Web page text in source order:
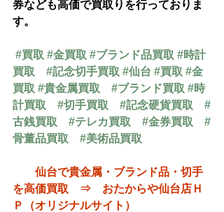
券なども高価で買取りを行っておりま
す。
#買取 #金買取 #ブランド品買取 #時計
買取
#記念切手買取 #仙台 #買取 #金
買取 #貴金属買取 #ブランド買取 #時
計買取
#切手買取 #記念硬貨買取
#
古銭買取
#テレカ買取 #金券買取
#
骨董品買取
#美術品買取
仙台で貴金属・ブランド品・切手
を高価買取　⇒　おたからや仙台店Ｈ
Ｐ（オリジナルサイト）